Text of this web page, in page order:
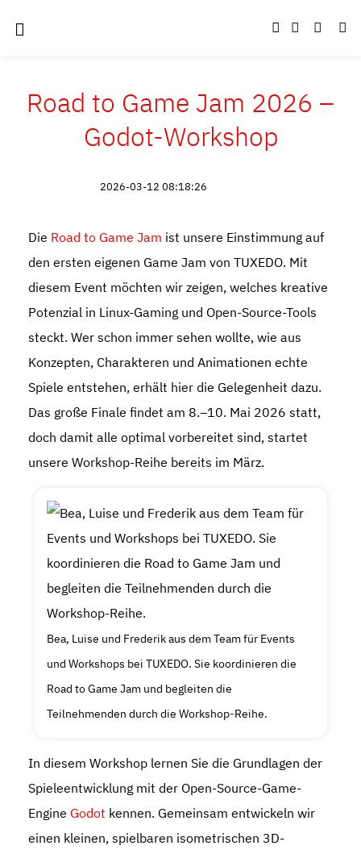
Road to Game Jam 2026 –
Godot-Workshop
2026-03-12 08:18:26
Die Road to Game Jam ist unsere Einstimmung auf
den ersten eigenen Game Jam von TUXEDO. Mit
diesem Event möchten wir zeigen, welches kreative
Potenzial in Linux-Gaming und Open-Source-Tools
steckt. Wer schon immer sehen wollte, wie aus
Konzepten, Charakteren und Animationen echte
Spiele entstehen, erhält hier die Gelegenheit dazu.
Das große Finale findet am 8.–10. Mai 2026 statt,
doch damit alle optimal vorbereitet sind, startet
unsere Workshop-Reihe bereits im März.
Bea, Luise und Frederik aus dem Team für Events
und Workshops bei TUXEDO. Sie koordinieren die
Road to Game Jam und begleiten die
Teilnehmenden durch die Workshop-Reihe.
In diesem Workshop lernen Sie die Grundlagen der
Spieleentwicklung mit der Open-Source-Game-
Engine Godot kennen. Gemeinsam entwickeln wir
einen kleinen, spielbaren isometrischen 3D-